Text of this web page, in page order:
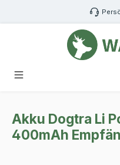
Zum Hauptinhalt springen
Akku Dogtra Li
400mAh